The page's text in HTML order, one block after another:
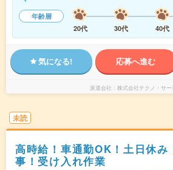
年齢層
20代
30代 40代
気になる! 応募へ進む
派遣会社 株式会社テクノ・サー
未読
高時給！車通勤OK！土日休み
事！受け入れ作業